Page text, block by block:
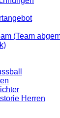
(Team
Herren